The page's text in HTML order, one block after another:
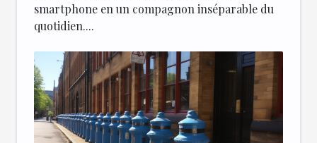
smartphone en un compagnon inséparable du
quotidien....